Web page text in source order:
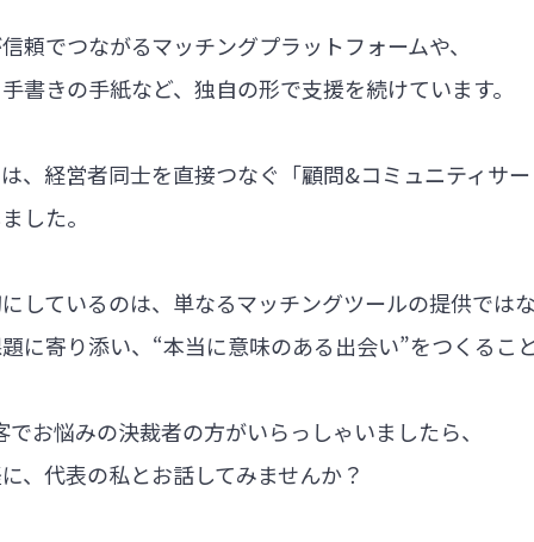
頼でつながるマッチングプラットフォームや、
書きの手紙など、独自の形で支援を続けています。
、経営者同士を直接つなぐ「顧問&コミュニティサ
した。
しているのは、単なるマッチングツールの提供では
に寄り添い、“本当に意味のある出会い”をつくるこ
お悩みの決裁者の方がいらっしゃいましたら、
、代表の私とお話してみませんか？